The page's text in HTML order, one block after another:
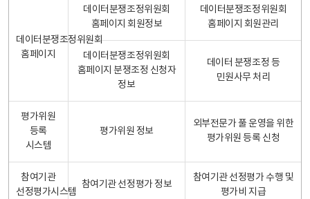
데이터분쟁조정위원회
홈페이지
데이터분쟁조정위원회
홈페이지 회원정보
데이터분쟁조정위원회
홈페이지 회원관리
데이터분쟁조정위원회
홈페이지 분쟁조정 신청자
정보
데이터 분쟁조정 등
민원사무 처리
평가위원
등록
시스템
평가위원 정보
외부전문가 풀 운영을 위한
평가위원 등록 신청
참여기관
선정평가시스템
참여기관 선정평가 정보
참여기관 선정평가 수행 및
평가비 지급